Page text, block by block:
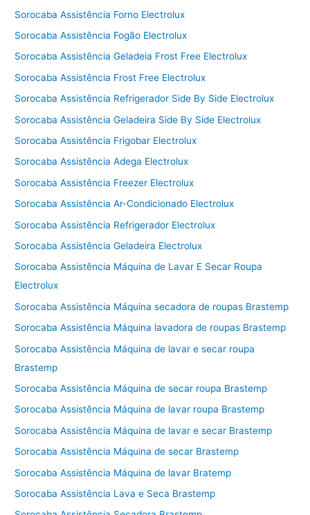
Sorocaba Assistência Forno Electrolux
Sorocaba Assistência Fogão Electrolux
Sorocaba Assistência Geladeia Frost Free Electrolux
Sorocaba Assistência Frost Free Electrolux
Sorocaba Assistência Refrigerador Side By Side Electrolux
Sorocaba Assistência Geladeira Side By Side Electrolux
Sorocaba Assistência Frigobar Electrolux
Sorocaba Assistência Adega Electrolux
Sorocaba Assistência Freezer Electrolux
Sorocaba Assistência Ar-Condicionado Electrolux
Sorocaba Assistência Refrigerador Electrolux
Sorocaba Assistência Geladeira Electrolux
Sorocaba Assistência Máquina de Lavar E Secar Roupa
Electrolux
Sorocaba Assistência Máquina secadora de roupas Brastemp
Sorocaba Assistência Máquina lavadora de roupas Brastemp
Sorocaba Assistência Máquina de lavar e secar roupa
Brastemp
Sorocaba Assistência Máquina de secar roupa Brastemp
Sorocaba Assistência Máquina de lavar roupa Brastemp
Sorocaba Assistência Máquina de lavar e secar Brastemp
Sorocaba Assistência Máquina de secar Brastemp
Sorocaba Assistência Máquina de lavar Bratemp
Sorocaba Assistência Lava e Seca Brastemp